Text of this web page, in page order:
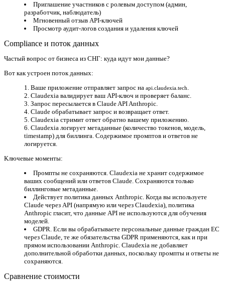
Приглашение участников с ролевым доступом (админ,
разработчик, наблюдатель)
Мгновенный отзыв API-ключей
Просмотр аудит-логов создания и удаления ключей
Compliance и поток данных
Частый вопрос от бизнеса из СНГ: куда идут мои данные?
Вот как устроен поток данных:
Ваше приложение отправляет запрос на api.claudexia.tech
Claudexia валидирует ваш API-ключ и проверяет баланс.
Запрос пересылается в Claude API Anthropic.
Claude обрабатывает запрос и возвращает ответ.
Claudexia стримит ответ обратно вашему приложению.
Claudexia логирует метаданные (количество токенов, модель,
timestamp) для биллинга. Содержимое промптов и ответов не
логируется.
Ключевые моменты:
Промпты не сохраняются. Claudexia не хранит содержимое
ваших сообщений или ответов Claude. Сохраняются только
биллинговые метаданные.
Действует политика данных Anthropic. Когда вы используете
Claude через API (напрямую или через Claudexia), политика
Anthropic гласит, что данные API не используются для обучения
моделей.
GDPR. Если вы обрабатываете персональные данные граждан ЕС
через Claude, те же обязательства GDPR применяются, как и при
прямом использовании Anthropic. Claudexia не добавляет
дополнительной обработки данных, поскольку промпты и ответы не
сохраняются.
Сравнение стоимости